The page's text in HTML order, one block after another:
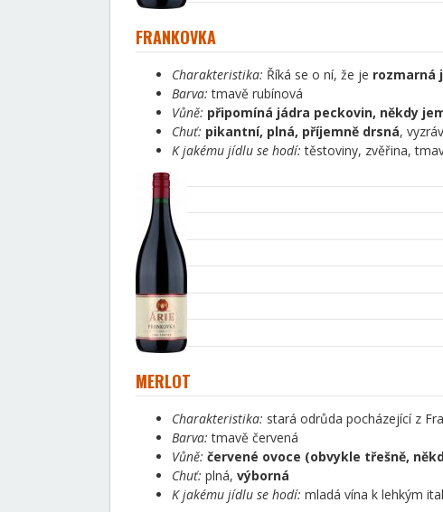
FRANKOVKA
Charakteristika: Říká se o ní, že je rozmarná
Barva: tmavě rubínová
Vůně: připomíná jádra peckovin, někdy
Chuť: pikantní, plná, příjemně drsná,
K jakému jídlu se hodí: těstoviny, zvěřina,
MERLOT
Charakteristika: stará odrůda pocházející z
Barva: tmavě červená
Vůně: červené ovoce (obvykle třešně,
Chuť: plná, výborná
K jakému jídlu se hodí: mladá vína k lehkým